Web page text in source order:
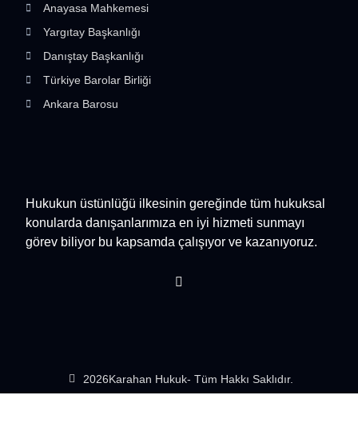
Hukukun üstünlüğü ilkesinin gereğinde tüm hukuksal
konularda danışanlarımıza en iyi hizmeti sunmayı
görev biliyor bu kapsamda çalışıyor ve kazanıyoruz.
Anayasa Mahkemesi
Yargıtay Başkanlığı
Danıştay Başkanlığı
Türkiye Barolar Birliği
Ankara Barosu
2026Karahan Hukuk- Tüm Hakkı Saklıdır.